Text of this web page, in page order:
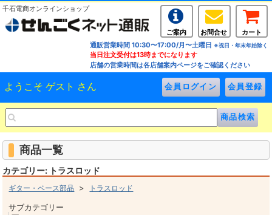
千石電商オンラインショップ
ご案内 お問合せ
カート
通販営業時間 10:30〜17:00/月〜土曜日 ※祝日・年末年始除く
当日注文受付は13時までになります
店舗の営業時間は各店舗案内ページをご確認ください
ようこそ ゲスト さん
商品一覧
カテゴリー: トラスロッド
ギター・ベース部品 > トラスロッド
サブカテゴリー